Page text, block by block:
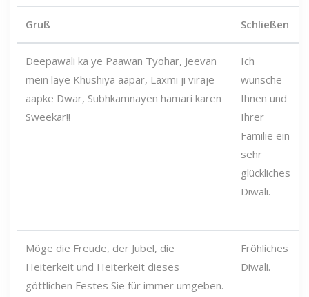
Gruß Schließen
Deepawali ka ye Paawan Tyohar, Jeevan
mein laye Khushiya aapar, Laxmi ji viraje
aapke Dwar, Subhkamnayen hamari karen
Sweekar!!
Ich
wünsche
Ihnen und
Ihrer
Familie ein
sehr
glückliches
Diwali.
Möge die Freude, der Jubel, die
Heiterkeit und Heiterkeit dieses
göttlichen Festes Sie für immer umgeben.
Fröhliches
Diwali.